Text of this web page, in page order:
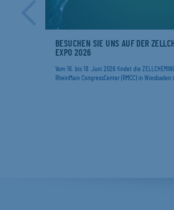
BESUCHEN SIE UNS AUF DER
EXPO 2026
Vom 16. bis 18. Juni 2026 findet die
RheinMain CongressCenter (RMCC) in Wiesbaden